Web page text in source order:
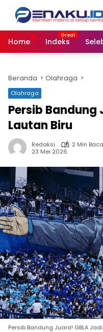
Langsung
konten
Home
Indeks
Beranda Olahraga
Olahraga
Persib Bandung
Lautan Biru
Redaksi
2 Min Baca
23 Mei 2026
Persib Bandung Juara! GBLA